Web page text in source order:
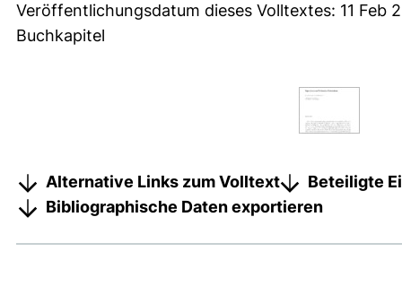
Veröffentlichungsdatum dieses Volltextes: 11 Feb
Buchkapitel
Alternative Links zum Volltext
Beteiligte
Bibliographische Daten exportieren